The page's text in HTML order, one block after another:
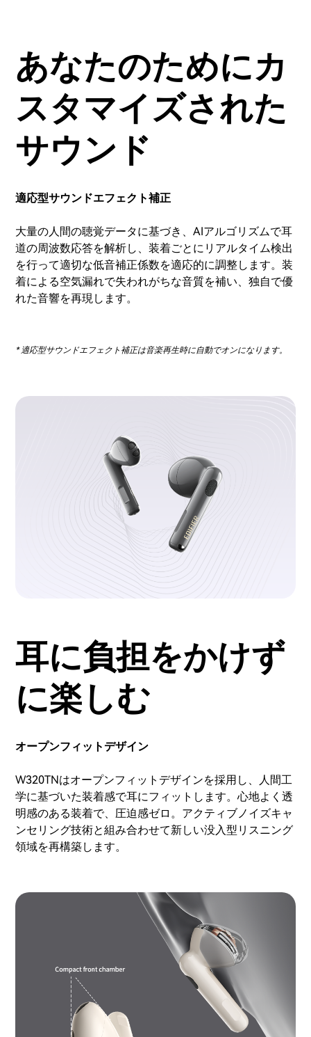
あなたのためにカ
スタマイズされた
サウンド
適応型サウンドエフェクト補正
大量の人間の聴覚データに基づき、AIアルゴリズムで耳
道の周波数応答を解析し、装着ごとにリアルタイム検出
を行って適切な低音補正係数を適応的に調整します。装
着による空気漏れで失われがちな音質を補い、独自で優
れた音響を再現します。
* 適応型サウンドエフェクト補正は音楽再生時に自動でオンになります。
耳に負担をかけず
に楽しむ
オープンフィットデザイン
W320TNはオープンフィットデザインを採用し、人間工
学に基づいた装着感で耳にフィットします。心地よく透
明感のある装着で、圧迫感ゼロ。アクティブノイズキャ
ンセリング技術と組み合わせて新しい没入型リスニング
領域を再構築します。